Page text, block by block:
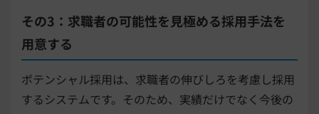
その3：求職者の可能性を見極める採用手法を
用意する
ポテンシャル採用は、求職者の伸びしろを考慮し採用
するシステムです。そのため、実績だけでなく今後の